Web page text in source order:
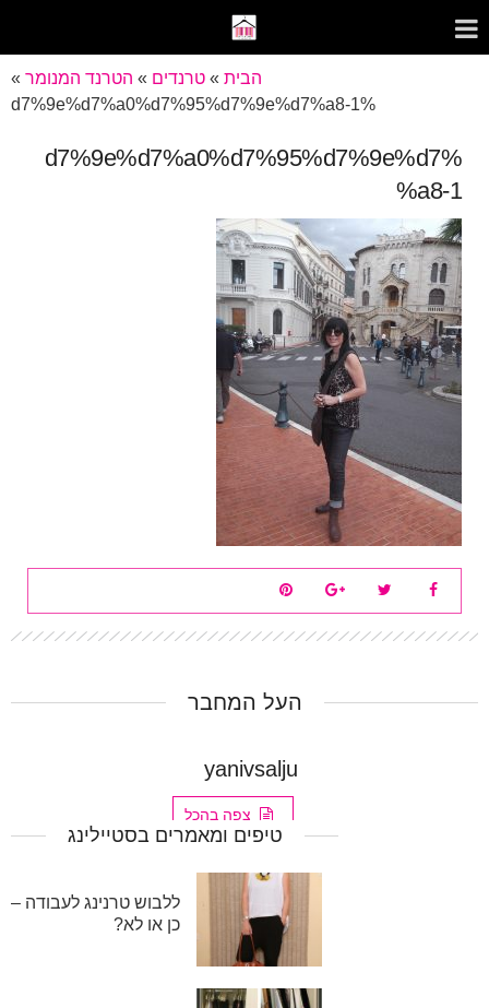
הבית » טרנדים » הטרנד המנומר »
%d7%9e%d7%a0%d7%95%d7%9e%d7%a8-1
%d7%9e%d7%a0%d7%95%d7%9e%d7
%a8-1
העל המחבר
yanivsalju
צפה בהכל
טיפים ומאמרים בסטיילינג
ללבוש טרנינג לעבודה –
כן או לא?